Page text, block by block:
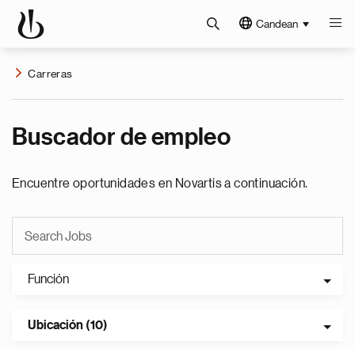
Candean
Carreras
Buscador de empleo
Encuentre oportunidades en Novartis a continuación.
Función
Ubicación (10)